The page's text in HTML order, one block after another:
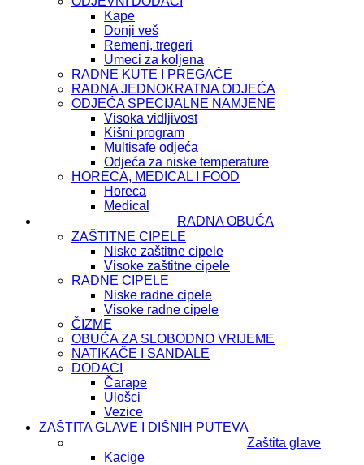
Kape
Donji veš
Remeni, tregeri
Umeci za koljena
RADNE KUTE I PREGAČE
RADNA JEDNOKRATNA ODJEĆA
ODJEĆA SPECIJALNE NAMJENE
Visoka vidljivost
Kišni program
Multisafe odjeća
Odjeća za niske temperature
HORECA, MEDICAL I FOOD
Horeca
Medical
RADNA OBUĆA
ZAŠTITNE CIPELE
Niske zaštitne cipele
Visoke zaštitne cipele
RADNE CIPELE
Niske radne cipele
Visoke radne cipele
ČIZME
OBUĆA ZA SLOBODNO VRIJEME
NATIKAČE I SANDALE
DODACI
Čarape
Ulošci
Vezice
ZAŠTITA GLAVE I DIŠNIH PUTEVA
Zaštita glave
Kacige